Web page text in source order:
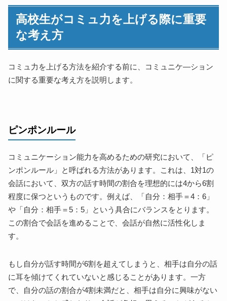
高校生がコミュ力を上げる際に重要
な考え方
コミュ力を上げる方法を紹介する前に、コミュニケ―ション
に関する重要な考え方を説明します。
ピンポンルール
コミュニケーション能力を高めるための研究において、「ピ
ンポンルール」と呼ばれる方法があります。これは、1対1の
会話において、双方の話す時間の割合を理想的には4から6割
程度に保つというものです。例えば、「自分：相手＝4：6」
や「自分：相手＝5：5」という具合にバランスをとります。
この割合で会話を進めることで、会話が自然に活性化しま
す。
もし自分が話す時間が6割を超えてしまうと、相手は自分の話
に耳を傾けてくれていないと感じることがあります。一方
で、自分の話の割合が4割未満だと、相手は自分に興味がない